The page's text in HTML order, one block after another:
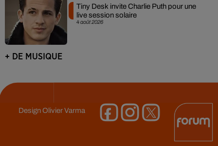
4 août 2026
Tiny Desk invite Charlie Puth pour une
live session solaire
+ DE MUSIQUE
DesignOlivier Varma